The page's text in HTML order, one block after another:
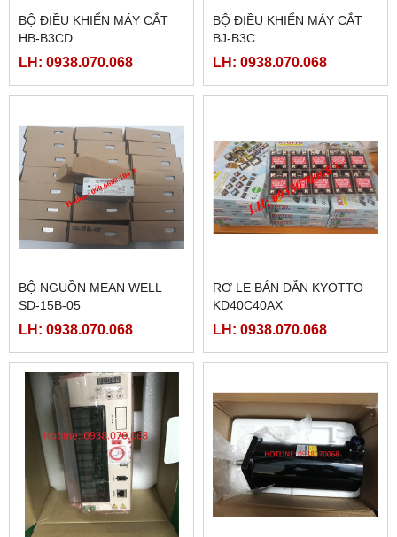
BỘ ĐIỀU KHIỂN MÁY CẮT
HB-B3CD
LH: 0938.070.068
BỘ ĐIỀU KHIỂN MÁY CẮT
BJ-B3C
LH: 0938.070.068
BỘ NGUỒN MEAN WELL
SD-15B-05
LH: 0938.070.068
RƠ LE BÁN DẪN KYOTTO
KD40C40AX
LH: 0938.070.068